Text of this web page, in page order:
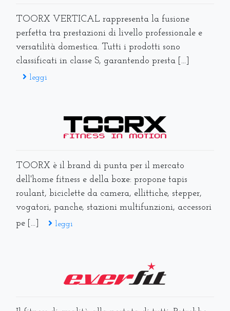
TOORX VERTICAL rappresenta la fusione
perfetta tra prestazioni di livello professionale e
versatilità domestica. Tutti i prodotti sono
classificati in classe S, garantendo presta [...]
leggi
TOORX è il brand di punta per il mercato
dell'home fitness e della boxe: propone tapis
roulant, biciclette da camera, ellittiche, stepper,
vogatori, panche, stazioni multifunzioni, accessori
pe [...]
leggi